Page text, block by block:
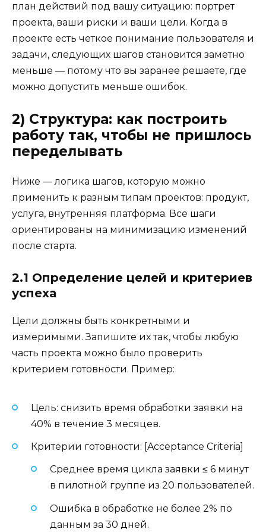
план действий под вашу ситуацию: портрет
проекта, ваши риски и ваши цели. Когда в
проекте есть четкое понимание пользователя и
задачи, следующих шагов становится заметно
меньше — потому что вы заранее решаете, где
можно допустить меньше ошибок.
2) Структура: как построить
работу так, чтобы не пришлось
переделывать
Ниже — логика шагов, которую можно
применить к разным типам проектов: продукт,
услуга, внутренняя платформа. Все шаги
ориентированы на минимизацию изменений
после старта.
2.1 Определение целей и критериев
успеха
Цели должны быть конкретными и
измеримыми. Запишите их так, чтобы любую
часть проекта можно было проверить
критерием готовности. Пример:
Цель: снизить время обработки заявки на
40% в течение 3 месяцев.
Критерии готовности: [Acceptance Criteria]
Среднее время цикла заявки ≤ 6 минут
в пилотной группе из 20 пользователей.
Ошибка в обработке не более 2% по
данным за 30 дней.